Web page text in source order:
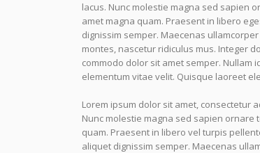
lacus. Nunc molestie magna sed sapien
amet magna quam. Praesent in libero
dignissim semper. Maecenas
montes, nascetur ridiculus mus. Integer
commodo dolor sit amet semper. Nullam
elementum vitae velit. Quisque laoreet
Lorem ipsum dolor sit amet, consectetur
Nunc molestie magna sed sapien ornare
quam. Praesent in libero vel turpis
aliquet dignissim semper. Maecenas